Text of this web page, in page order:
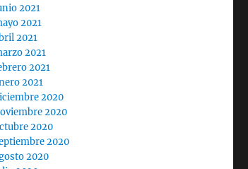
2021
2021
2021
2021
2021
2021
2020
2020
2020
2020
2020